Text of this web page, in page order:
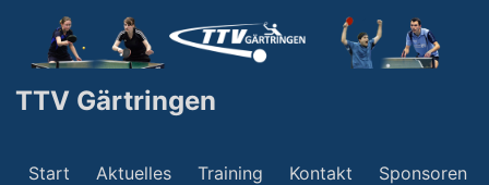
TTV Gärtringen
Start Aktuelles Training Kontakt Sponsoren